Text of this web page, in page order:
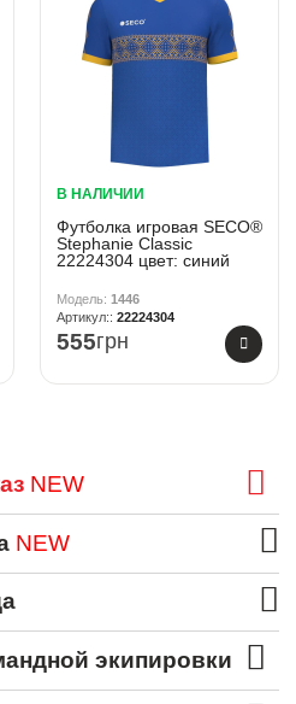
В НАЛИЧИИ
Футболка игровая SECO®
Stephanie Classic
22224304 цвет: синий
1446
22224304
555грн
NEW
NEW
экипировки